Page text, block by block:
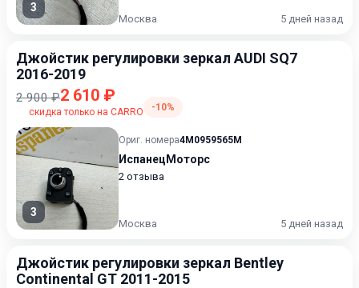
3
Москва 5 дней назад
Джойстик регулировки зеркал AUDI SQ7
2016-2019
2 900 ₽2 610 ₽
скидка только на CARRO -10%
3
Ориг. номера4M0959565M
ИспанецМоторс
2 отзыва
Москва 5 дней назад
Джойстик регулировки зеркал Bentley
Continental GT 2011-2015